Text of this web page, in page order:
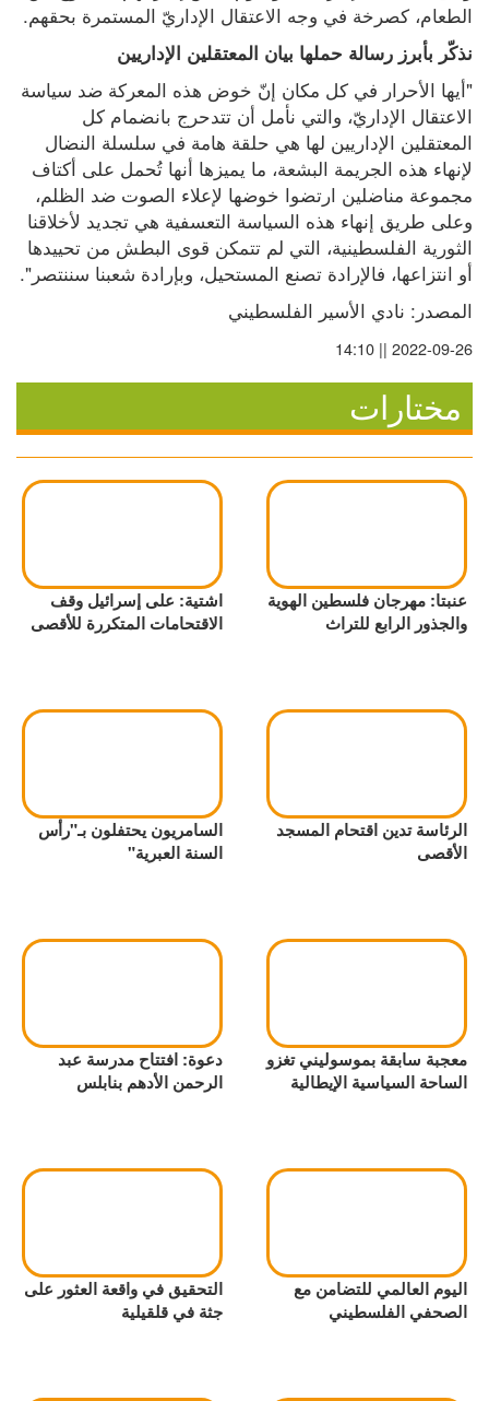
الطعام، كصرخة في وجه الاعتقال الإداريّ المستمرة بحقهم.
نذكّر بأبرز رسالة حملها بيان المعتقلين الإداريين
أو انتزاعها، فالإرادة تصنع المستحيل، وبإرادة شعبنا سننتصر".
المصدر: نادي الأسير الفلسطيني
2022-09-26 || 14:10
مختارات
عنبتا: مهرجان فلسطين الهوية
والجذور الرابع للتراث
اشتية: على إسرائيل وقف
الاقتحامات المتكررة للأقصى
الرئاسة تدين اقتحام المسجد
الأقصى
السامريون يحتفلون بـ"رأس
السنة العبرية"
معجبة سابقة بموسوليني تغزو
الساحة السياسية الإيطالية
دعوة: افتتاح مدرسة عبد
الرحمن الأدهم بنابلس
اليوم العالمي للتضامن مع
الصحفي الفلسطيني
التحقيق في واقعة العثور على
جثة في قلقيلية